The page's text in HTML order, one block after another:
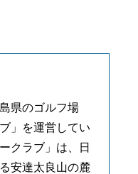
県のゴルフ場
」を運営してい
クラブ」は、日
安達太良山の麓